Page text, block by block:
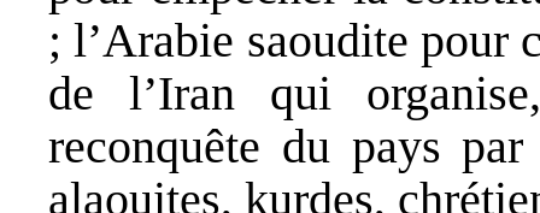
; l’Arabie saoudite pour
de l’Iran qui
reconquête du pays
alaouites, kurdes,